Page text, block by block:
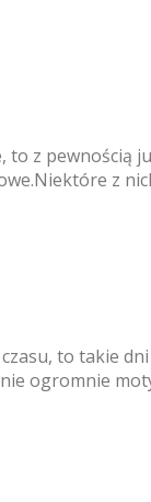
z pewnością
z
to takie
ogromnie